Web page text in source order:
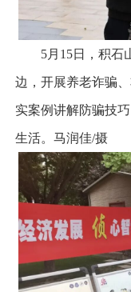
5月15日，积石
边，开展养老诈骗
实案例讲解防骗技
生活。马润佳/摄